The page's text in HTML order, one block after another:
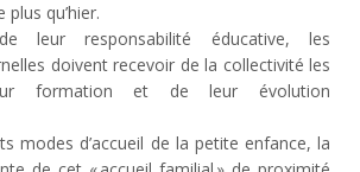
plus qu’hier.
leur responsabilité éducative, les
doivent recevoir de la collectivité les
formation et de leur évolution
modes d’accueil de la petite enfance, la